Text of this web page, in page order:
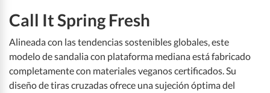
Call It Spring Fresh
Alineada con las tendencias sostenibles globales, este
modelo de sandalia con plataforma mediana está fabricado
completamente con materiales veganos certificados. Su
diseño de tiras cruzadas ofrece una sujeción óptima del